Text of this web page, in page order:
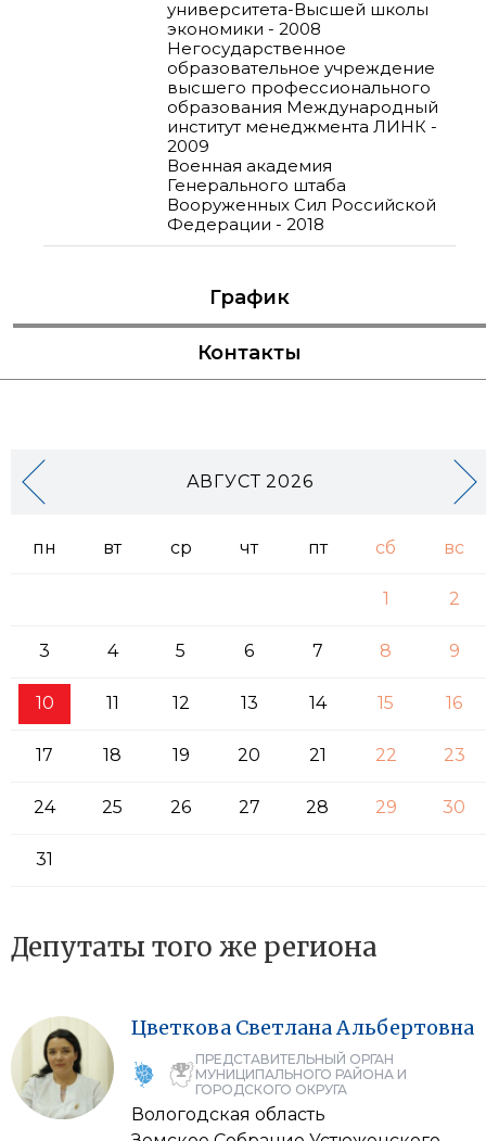
университета-Высшей школы
экономики - 2008
Негосударственное
образовательное учреждение
высшего профессионального
образования Международный
институт менеджмента ЛИНК -
2009
Военная академия
Генерального штаба
Вооруженных Сил Российской
Федерации - 2018
График
Контакты
АВГУСТ 2026
пн вт ср чт пт сб вс
1 2
3 4 5 6 7 8 9
10 11 12 13 14 15 16
17 18 19 20 21 22 23
24 25 26 27 28 29 30
31
Депутаты того же региона
Цветкова СветланаАльбертовна
ПРЕДСТАВИТЕЛЬНЫЙ ОРГАН
МУНИЦИПАЛЬНОГО РАЙОНА И
ГОРОДСКОГО ОКРУГА
Вологодская область